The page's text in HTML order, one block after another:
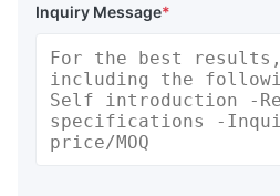
Inquiry Message*